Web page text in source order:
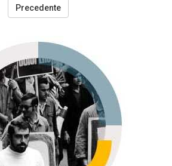
Precedente